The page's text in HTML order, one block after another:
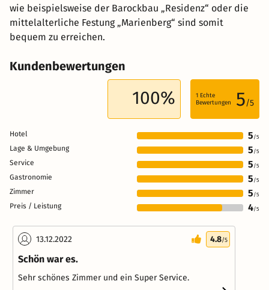
wie beispielsweise der Barockbau „Residenz“ oder die
mittelalterliche Festung „Marienberg“ sind somit
bequem zu erreichen.
Kundenbewertungen
100% 1 Echte
Bewertungen
5/5
Hotel 5 /5
Lage & Umgebung 5 /5
Service 5 /5
Gastronomie 5 /5
Zimmer 5 /5
Preis / Leistung 4/5
13.12.2022 4.8/5
Schön war es.
Sehr schönes Zimmer und ein Super Service.